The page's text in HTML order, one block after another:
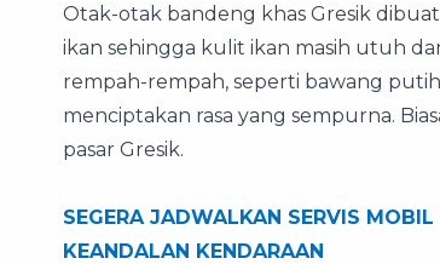
Otak-otak bandeng khas Gresik
ikan sehingga kulit ikan masih utuh
rempah-rempah, seperti bawang
menciptakan rasa yang sempurna.
pasar Gresik.
SEGERA JADWALKAN SERVIS
KEANDALAN KENDARAAN